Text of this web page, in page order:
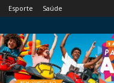
Esporte Saúde